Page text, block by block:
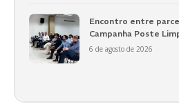
Encontro entre
Campanha Poste
6 de agosto de 2026